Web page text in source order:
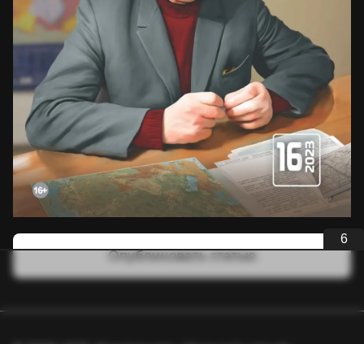
Опубликовать статью
6